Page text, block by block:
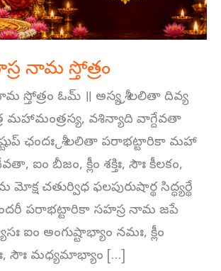
నామ స్తోత్రం
స్తోత్రం ఓమ్ ॥ అస్య శ్రీ లలితా దివ్య
మహామంత్రస్య, వశిన్యాది వాగ్దేవతా
ఛందః, శ్రీ లలితా పరాభట్టారికా మహా
ఐం బీజం, క్లీం శక్తిః, సౌః కీలకం,
చతుర్విధ ఫలపురుషార్థ సిద్ధ్యర్థే
పరాభట్టారికా సహస్ర నామ జపే
ఐం అంగుష్టాభ్యాం నమః, క్లీం
సౌః మధ్యమాభ్యాం […]